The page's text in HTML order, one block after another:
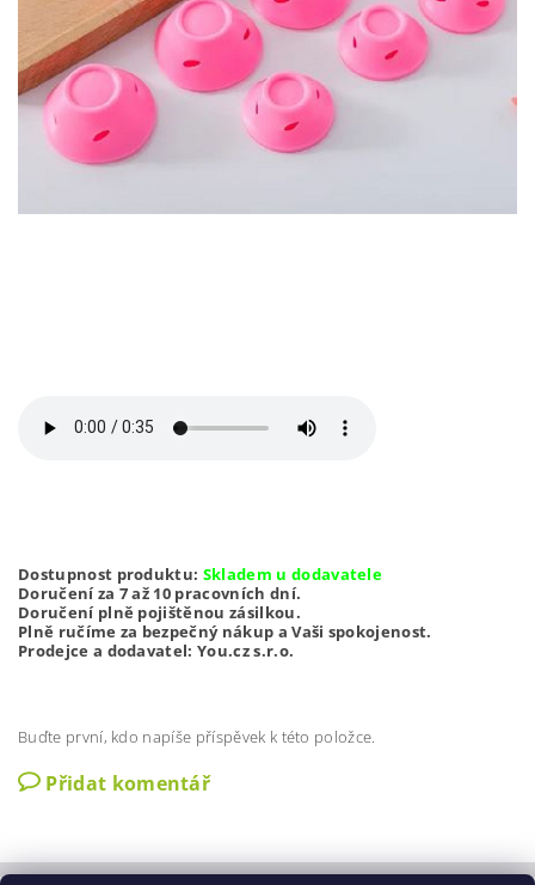
Dostupnost produktu: Skladem u dodavatele
Doručení za 7 až 10 pracovních dní.
Doručení plně pojištěnou zásilkou.
Plně ručíme za bezpečný nákup a Vaši spokojenost.
Prodejce a dodavatel: You.cz s.r.o.
Buďte první, kdo napíše příspěvek k této položce.
Přidat komentář